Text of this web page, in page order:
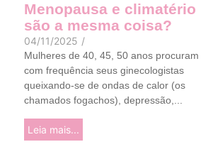
Menopausa e climatério
são a mesma coisa?
04/11/2025 /
Mulheres de 40, 45, 50 anos procuram
com frequência seus ginecologistas
queixando-se de ondas de calor (os
chamados fogachos), depressão,...
Leia mais...